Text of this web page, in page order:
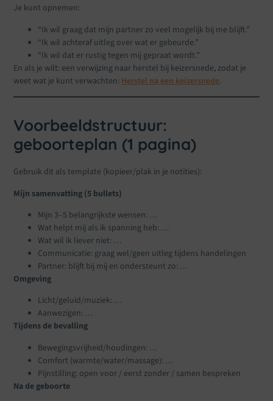
Je kunt opnemen:
“Ik wil graag dat mijn partner zo veel mogelijk bij me blijft.”
“Ik wil achteraf uitleg over wat er gebeurde.”
“Ik wil dat er rustig tegen mij gepraat wordt.”
En als je wilt: een verwijzing naar herstel bij keizersnede, zodat je
weet wat je kunt verwachten: Herstel na een keizersnede.
Voorbeeldstructuur:
geboorteplan (1 pagina)
Gebruik dit als template (kopieer/plak in je notities):
Mijn samenvatting (5 bullets)
Mijn 3–5 belangrijkste wensen: …
Wat helpt mij als ik spanning heb: …
Wat wil ik liever niet: …
Communicatie: graag wel/geen uitleg tijdens handelingen
Partner: blijft bij mij en ondersteunt zo: …
Omgeving
Licht/geluid/muziek: …
Aanwezigen: …
Tijdens de bevalling
Bewegingsvrijheid/houdingen: …
Comfort (warmte/water/massage): …
Pijnstilling: open voor / eerst zonder / samen bespreken
Na de geboorte